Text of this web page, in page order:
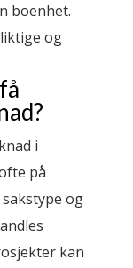
boenhet.
og
i
på
og
kan